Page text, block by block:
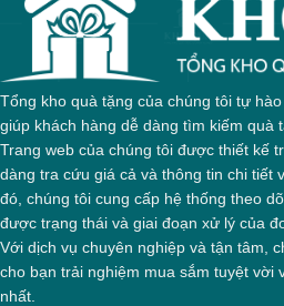
Tổng kho quà tặng của chúng tôi tự
giúp khách hàng dễ dàng tìm kiếm quà
Trang web của chúng tôi được thiết kế
dàng tra cứu giá cả và thông tin chi tiết
đó, chúng tôi cung cấp hệ thống theo
được trạng thái và giai đoạn xử lý của
Với dịch vụ chuyên nghiệp và tận tâm,
cho bạn trải nghiệm mua sắm tuyệt vời
nhất.